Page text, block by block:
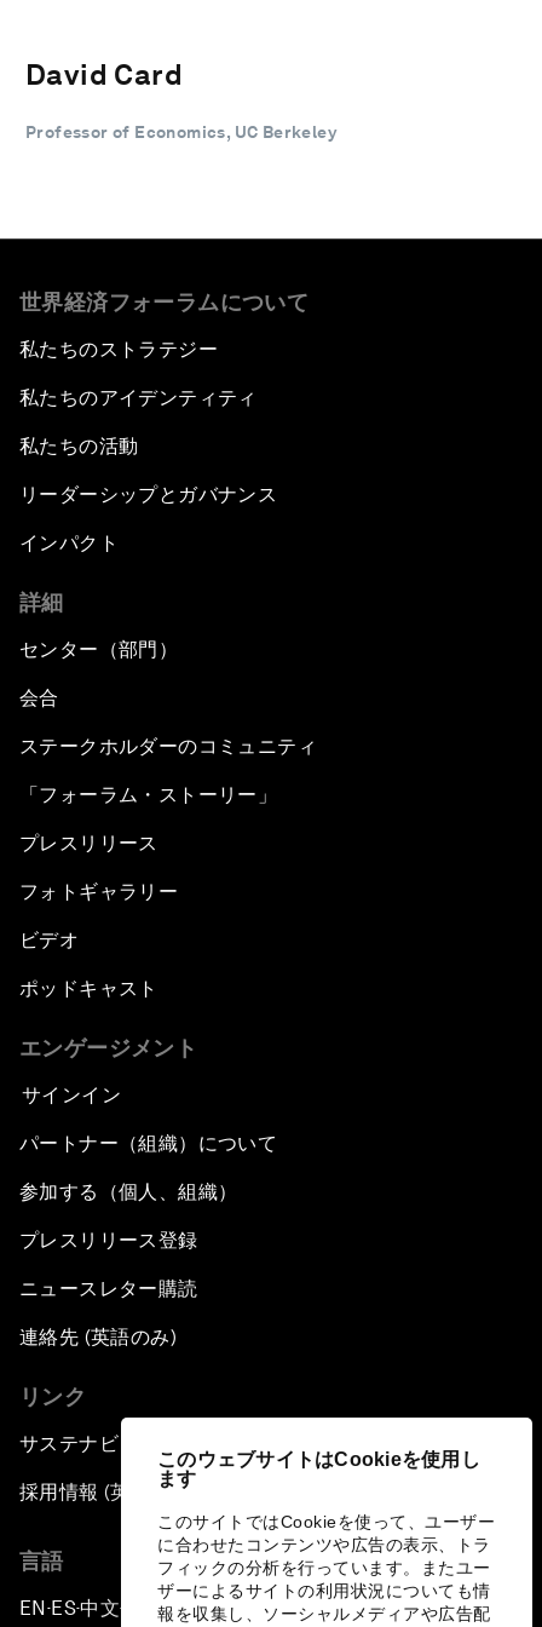
このウェブサイトはCookieを使用し
ます
このサイトではCookieを使って、ユーザー
に合わせたコンテンツや広告の表示、トラ
フィックの分析を行っています。またユー
ザーによるサイトの利用状況についても情
報を収集し、ソーシャルメディアや広告配
David Card
Professor of Economics, UC Berkeley
世界経済フォーラムについて
私たちのストラテジー
私たちのアイデンティティ
私たちの活動
リーダーシップとガバナンス
インパクト
詳細
センター（部門）
会合
ステークホルダーのコミュニティ
「フォーラム・ストーリー」
プレスリリース
フォトギャラリー
ビデオ
ポッドキャスト
エンゲージメント
サインイン
パートナー（組織）について
参加する（個人、組織）
プレスリリース登録
ニュースレター購読
連絡先 (英語のみ)
リンク
サステナビリティへの取り組み
採用情報 (英語のみ)
言語
EN ▪ES▪中文▪ 日本語